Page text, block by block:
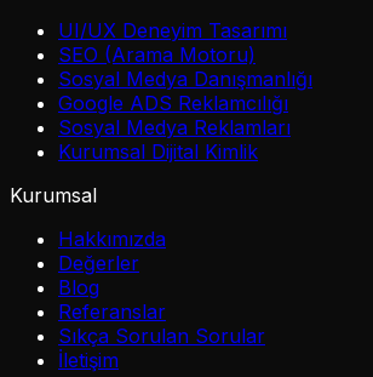
UI/UX Deneyim Tasarımı
SEO (Arama Motoru)
Sosyal Medya Danışmanlığı
Google ADS Reklamcılığı
Sosyal Medya Reklamları
Kurumsal Dijital Kimlik
Kurumsal
Hakkımızda
Değerler
Blog
Referanslar
Sıkça Sorulan Sorular
İletişim